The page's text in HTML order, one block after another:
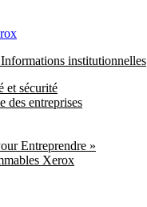
institutionnelles
et sécurité
des entreprises
Entreprendre »
Xerox